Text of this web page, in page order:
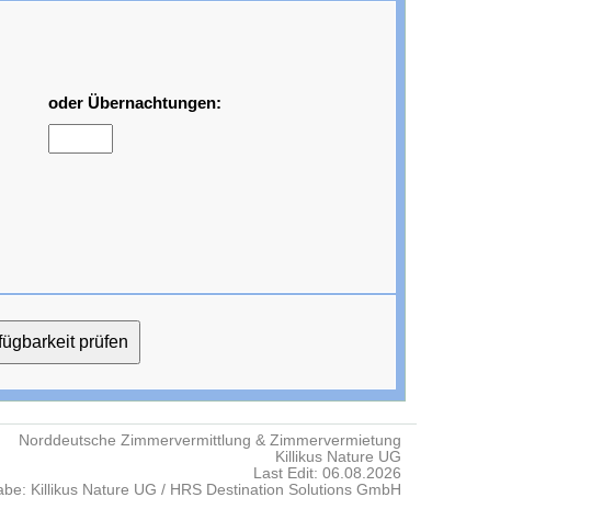
oder Übernachtungen:
Norddeutsche Zimmervermittlung & Zimmervermietung
Killikus Nature UG
Last Edit: 06.08.2026
Killikus Nature UG / HRS Destination Solutions GmbH